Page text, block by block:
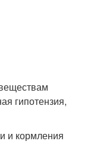
гипотензия,
и кормления